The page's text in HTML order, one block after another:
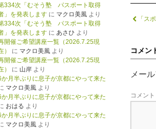
「ス
コメン
メー
コメント
334次「むそう塾 パスポート取得
」を発表しますに マクロ美風より
334次「むそう塾 パスポート取得
」を発表しますに あさひ より
開催ご希望講座一覧（2026.7.25現
）
に マクロ美風より
開催ご希望講座一覧（2026.7.25現
）
に 山岸より
か月半ぶりに息子が京都にやって来た
マクロ美風より
か月半ぶりに息子が京都にやって来た
おはる より
か月半ぶりに息子が京都にやって来た
マクロ美風より